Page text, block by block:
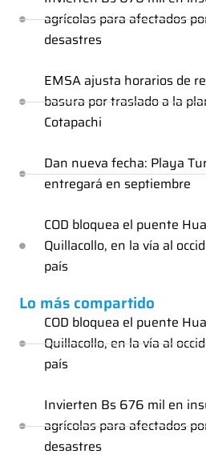
agrícolas para afectados
desastres
EMSA ajusta horarios de
basura por traslado a la
Cotapachi
Dan nueva fecha: Playa
entregará en septiembre
COD bloquea el puente
Quillacollo, en la vía al
país
Lo más compartido
COD bloquea el puente
Quillacollo, en la vía al
país
Invierten Bs 676 mil en
agrícolas para afectados
desastres